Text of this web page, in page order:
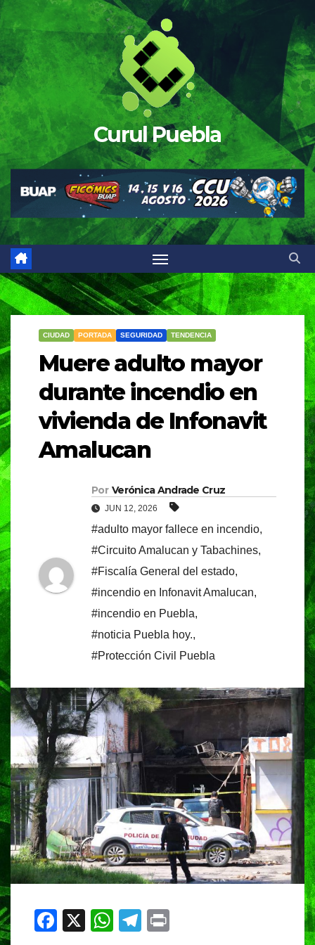
Saltar
al
contenido
Curul Puebla
CIUDAD PORTADA SEGURIDAD TENDENCIA
Muere adulto mayor
durante incendio en
vivienda de Infonavit
Amalucan
Por Verónica Andrade Cruz
JUN 12, 2026
#adulto mayor fallece en incendio,
#Circuito Amalucan y Tabachines,
#Fiscalía General del estado,
#incendio en Infonavit Amalucan,
#incendio en Puebla,
#noticia Puebla hoy.,
#Protección Civil Puebla
F
X
W
T